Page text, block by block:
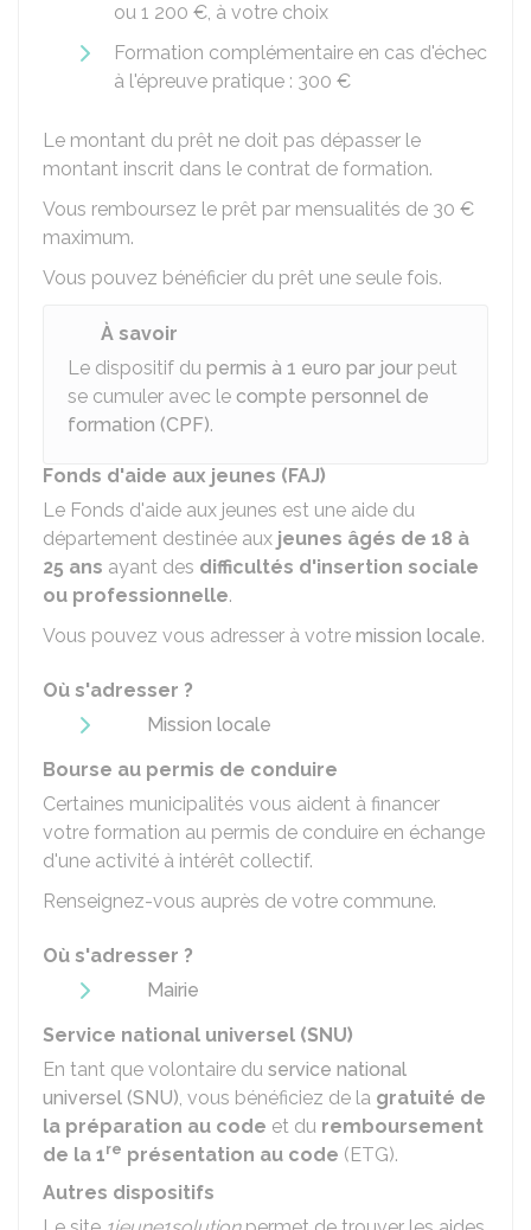
ou 1 200 €, à votre choix
Formation complémentaire en cas d'échec
à l'épreuve pratique : 300 €
Le montant du prêt ne doit pas dépasser le
montant inscrit dans le contrat de formation.
Vous remboursez le prêt par mensualités de 30 €
maximum.
Vous pouvez bénéficier du prêt une seule fois.
À savoir
Le dispositif du permis à 1 euro par jour peut
se cumuler avec le compte personnel de
formation (CPF).
Fonds d'aide aux jeunes (FAJ)
Le Fonds d'aide aux jeunes est une aide du
département destinée aux jeunes âgés de 18 à
25 ans ayant des difficultés d'insertion sociale
ou professionnelle.
Vous pouvez vous adresser à votre mission locale.
Où s'adresser ?
Mission locale
Bourse au permis de conduire
Certaines municipalités vous aident à financer
votre formation au permis de conduire en échange
d'une activité à intérêt collectif.
Renseignez-vous auprès de votre commune.
Où s'adresser ?
Mairie
Service national universel (SNU)
En tant que volontaire du service national
universel (SNU), vous bénéficiez de la gratuité de
la préparation au code et du remboursement
de la 1re présentation au code (ETG).
Autres dispositifs